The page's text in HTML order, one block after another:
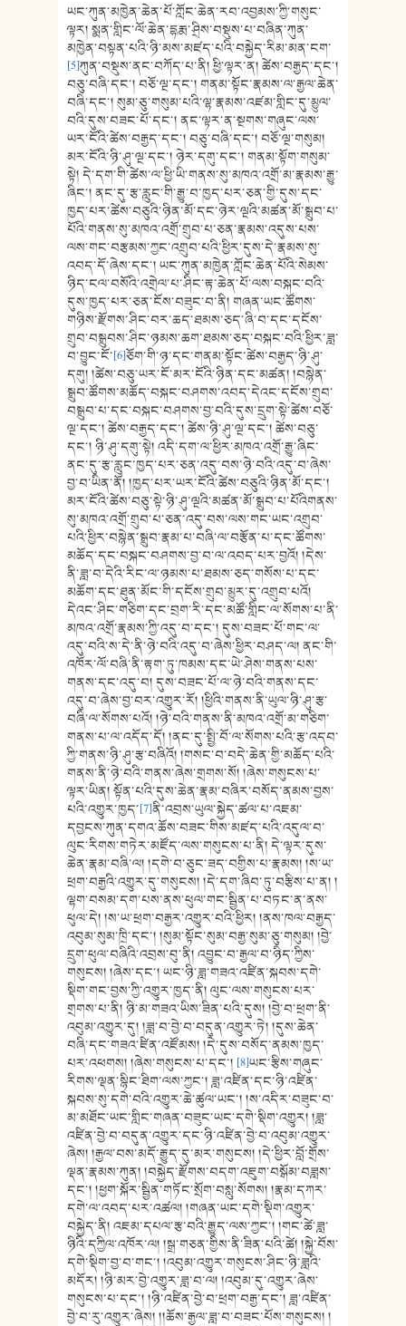
ཡང་ཀུན་མཁྱེན་ཆེན་པོ་ཀློང་ཆེན་རབ་འབྱམས་ཀྱི་གསུང་
ལྟར། སྨན་གླིང་ལོ་ཆེན་དྷརྨ་ཤྲིས་བསྡུས་པ་བཞིན་ཀུན་
མཁྱེན་བསྟན་པའི་ཉི་མས་མཛད་པའི་བསྐྱེད་རིམ་མན་ངག་
[5]ཀུན་བསྡུས་ནང་བཀོད་པ་ནི། ཕྱི་ལྟར་ན། ཚེས་བརྒྱད་དང་།
བཅུ་བཞི་དང་། བཅོ་ལྔ་དང་། གནམ་སྟོང་རྣམས་ལ་རྒྱལ་ཆེན་
བཞི་དང་། སུམ་ཅུ་གསུམ་པའི་ལྷ་རྣམས་འཛམ་གླིང་དུ་མྱུལ་
བའི་དུས་བཟང་པོ་དང་། ནང་ལྟར་ན་སྔགས་གཞུང་ལས་
ཡར་ངོའི་ཚེས་བརྒྱད་དང་། བཅུ་བཞི་དང་། བཅོ་ལྔ་གསུམ།
མར་ངོའི་ཉི་ཤུ་ལྔ་དང་། ཉེར་དགུ་དང་། གནམ་སྟོག་གསུམ་
སྟེ། དེ་དག་གི་ཚེས་ལ་ཕྱི་ཡི་གནས་སུ་མཁའ་འགྲོ་མ་རྣམས་རྒྱུ་
ཞིང་། ནང་དུ་རྩ་རླུང་གི་རྒྱུ་བ་ཁྱད་པར་ཅན་གྱི་དུས་དང་
ཁྱད་པར་ཚེས་བཅུའི་ཉིན་མོ་དང་ཉེར་ལྔའི་མཚན་མོ་སྒྲུབ་པ་
པོའི་གནས་སུ་མཁའ་འགྲོ་གྲུབ་པ་ཅན་རྣམས་འདུས་པས་
ལས་གང་བརྩམས་ཀྱང་འགྲུབ་པའི་ཕྱིར་དུས་དེ་རྣམས་སུ་
འབད་དོ་ཞེས་དང་། ཡང་ཀུན་མཁྱེན་ཀློང་ཆེན་པོའི་སེམས་
ཉིད་ངལ་བསོའི་འགྲེལ་པ་ཤིང་རྟ་ཆེན་པོ་ལས་བསྐང་བའི་
དུས་ཁྱད་པར་ཅན་ངོས་བཟུང་བ་ནི། གཞན་ཡང་ཚོགས་
གཉིས་རྫོགས་ཤིང་བར་ཆད་ཐམས་ཅད་ཞི་བ་དང་དངོས་
གྲུབ་བསྒྲུབས་ཤིང་ཉམས་ཆག་ཐམས་ཅད་བསྐང་བའི་ཕྱིར་ཟླ་
བ་བྱུང་ངོ་[6]ཅོག་གི་ཉ་དང་གནམ་སྟོང་ཚེས་བརྒྱད་ཉི་ཤུ་
དགུ། །ཚེས་བཅུ་ཡར་ངོ་མར་ངོའི་ཉིན་དང་མཚན། །བསྙེན་
སྒྲུབ་ཚོགས་མཆོད་བསྐང་བཤགས་འབད་དེའང་དངོས་གྲུབ་
བསྒྲུབ་པ་དང་བསྐང་བཤགས་བྱ་བའི་དུས་དྲུག་སྟེ་ཚེས་བཅོ་
ལྔ་དང་། ཚེས་བརྒྱད་དང་། ཚེས་ཉི་ཤུ་ལྔ་དང་། ཚེས་བཅུ་
དང་། ཉི་ཤུ་དགུ་སྟེ། འདི་དག་ལ་ཕྱིར་མཁའ་འགྲོ་རྒྱུ་ཞིང་
ནང་དུ་རྩ་རླུང་ཁྱད་པར་ཅན་འདུ་བས་ཉེ་བའི་འདུ་བ་ཞེས་
བྱ་བ་ཡིན་ནོ། །ཁྱད་པར་ཡར་ངོའི་ཚེས་བཅུའི་ཉིན་མོ་དང་།
མར་ངོའི་ཚེས་བཅུ་སྟེ་ཉི་ཤུ་ལྔའི་མཚན་མོ་སྒྲུབ་པ་པོའིགནས་
སུ་མཁའ་འགྲོ་གྲུབ་པ་ཅན་འདུ་བས་ལས་གང་ཡང་འགྲུབ་
པའི་ཕྱིར་བསྙེན་སྒྲུབ་རྣམ་པ་བཞི་ལ་བརྩོན་པ་དང་ཚོགས་
མཆོད་དང་བསྐང་བཤགས་བྱ་བ་ལ་འབད་པར་བྱའོ། །དེས་
ནི་ཟླ་བ་དེའི་རིང་ལ་ཉམས་པ་ཐམས་ཅད་གསོས་པ་དང་
མཆོག་དང་ཐུན་མོང་གི་དངོས་གྲུབ་མྱུར་དུ་འགྲུབ་པའོ།
དེའང་ཤིང་གཅིག་དང་བྲག་རི་དང་མཚོ་གླིང་ལ་སོགས་པ་ནི་
མཁའ་འགྲོ་རྣམས་ཀྱི་འདུ་བ་དང་། དུས་བཟང་པོ་གང་ལ་
འདུ་བའི་ས་དེ་ནི་ཉེ་བའི་འདུ་བ་ཞེས་ཕྱིར་བཤད་ལ། ནང་གི་
འཁོར་ལོ་བཞི་ནི་རྟག་ཏུ་ཁམས་དང་ཡེ་ཤེས་གནས་པས་
གནས་དང་འདུ་བ། དུས་བཟང་པོ་ལ་ཉེ་བའི་གནས་དང་
འདུ་བ་ཞེས་བྱ་བར་འགྱུར་རོ། །ཕྱིའི་གནས་ནི་ཡུལ་ཉི་ཤུ་རྩ་
བཞི་ལ་སོགས་པའོ། །ཉེ་བའི་གནས་ནི་མཁའ་འགྲོ་མ་གཅིག་
གནས་པ་ལ་འདོད་དོ། །ནང་དུ་སྤྱི་བོ་ལ་སོགས་པའི་རྩ་འདབ་
ཀྱི་གནས་ཉི་ཤུ་རྩ་བཞིའོ། །གསང་བ་བདེ་ཆེན་གྱི་མཆོད་པའི་
གནས་ནི་ཉེ་བའི་གནས་ཞེས་གྲགས་སོ། །ཞེས་གསུངས་པ་
ལྟར་ཡིན། སྟོན་པའི་དུས་ཆེན་རྣམ་བཞིར་བསོད་ནམས་བྱས་
པའི་འགྱུར་ཁྱད་[7]ནི་འབྲས་ཡུལ་སྐྱེད་ཚལ་པ་འཇམ་
དབྱངས་ཀུན་དགའ་ཆོས་བཟང་གིས་མཛད་པའི་འདུལ་བ་
ལུང་རིགས་གཏེར་མཛོད་ལས་གསུངས་པ་ནི། དེ་ལྟར་དུས་
ཆེན་རྣམ་བཞི་ལ། །དགེ་བ་ཅུང་ཟད་བགྱིས་པ་རྣམས། །ས་ཡ་
ཕྲག་བརྒྱའི་འགྱུར་དུ་གསུངས། །དེ་དག་ཞིབ་ཏུ་བརྩིས་པ་ན། །
ལྷག་བསམ་དག་པས་ནས་ཕུལ་གང་སྦྱིན་པ་བཏང་ན་ནས་
ཕུལ་དེ། །ས་ཡ་ཕྲག་བརྒྱར་འགྱུར་བའི་ཕྱིར། །ནས་ཁལ་བརྒྱད་
འབུམ་སུམ་ཁྲི་དང་། །སུམ་སྟོང་སུམ་བརྒྱ་སུམ་ཅུ་གསུམ། །བྱེ་
དྲུག་ཕུལ་བཞིའི་འབྲས་བུ་ནི། འབྱུང་བ་རྒྱལ་བ་ཉིད་ཀྱིས་
གསུངས། །ཞེས་དང་། ཡང་ཉི་ཟླ་གཟའ་འཛིན་སྐབས་དགེ་
སྡིག་གང་བྱས་ཀྱི་འགྱུར་ཁྱད་ནི། ལུང་ལས་གསུངས་པར་
གྲགས་པ་ནི། ཉི་མ་གཟའ་ཡིས་ཟིན་པའི་དུས། །བྱེ་བ་ཕྲག་ནི་
འབུམ་འགྱུར་དུ། །ཟླ་བ་བྱེ་བ་བདུན་འགྱུར་ཏེ། །དུས་ཆེན་
བཞི་དང་གཟའ་ཛིན་འཛོམས། །དེ་དུས་བསོད་ནམས་ཁྱད་
པར་འཕགས། །ཞེས་གསུངས་པ་དང་། [8]ཡང་རྩིས་གཞུང་
རིགས་ལྡན་སྙིང་ཐིག་ལས་ཀྱང་། ཟླ་འཛིན་དང་ཉི་འཛིན་
སྐབས་སུ་དགེ་བའི་འགྱུར་ཆེ་ཚུལ་ཡང་། །ས་འདིར་བཟུང་བ་
མ་མཐོང་ཡང་གླིང་གཞན་བཟུང་ཡང་དགེ་སྡིག་འགྱུར། །ཟླ་
འཛིན་བྱེ་བ་བདུན་འགྱུར་དང་ཉི་འཛིན་བྱེ་བ་འབུམ་འགྱུར་
ཞེས། །རྒྱལ་བས་མདོ་རྒྱུད་དུ་མར་གསུངས། །དེ་ཕྱིར་བློ་གྲོས་
ལྡན་རྣམས་ཀུན། །བསྐྱེད་རྫོགས་བདག་འཇུག་བསྒོམ་བཟླས་
དང་། །ཕྱག་སྐོར་སྦྱིན་གཏོང་སྲོག་བསླུ་སོགས། །རྣམ་དཀར་
དགེ་ལ་འབད་པར་འཚལ། །གཞན་ཡང་དགེ་སྡིག་འགྱུར་
བསྐྱེད་ནི། འཇམ་དཔལ་རྩ་བའི་རྒྱུད་ལས་ཀྱང་། །གང་ཚེ་ཟླ་
ཉིའི་དཀྱིལ་འཁོར་ལ། །སྒྲ་གཅན་གྱིས་ནི་ཟིན་པའི་ཚེ། །སྐྱེ་བོས་
དགེ་སྡིག་བྱ་བ་གང་། །འབུམ་འགྱུར་གསུངས་ཤིང་ཉི་ཟླའི་
མདོར། །ཉི་མར་བྱེ་འགྱུར་ཟླ་བ་ལ། །འབུམ་དུ་འགྱུར་ཞེས་
གསུངས་པ་དང་། །ཉི་འཛིན་བྱེ་བ་ཕྲག་བརྒྱ་དང་། ཟླ་འཛིན་
བྱེ་བ་རུ་འགྱུར་ཞེས། །།ཆོས་རྒྱལ་ཟླ་བ་བཟང་པོས་གསུངས། །